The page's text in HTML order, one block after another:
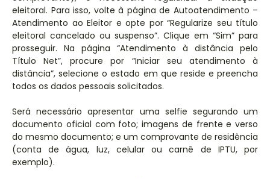
eleitoral. Para isso, volte à página de Autoatendimento –
Atendimento ao Eleitor e opte por “Regularize seu título
eleitoral cancelado ou suspenso”. Clique em “Sim” para
prosseguir. Na página “Atendimento à distância pelo
Título Net”, procure por “Iniciar seu atendimento à
distância”, selecione o estado em que reside e preencha
todos os dados pessoais solicitados.
Será necessário apresentar uma selfie segurando um
documento oficial com foto; imagens de frente e verso
do mesmo documento; e um comprovante de residência
(conta de água, luz, celular ou carnê de IPTU, por
exemplo).